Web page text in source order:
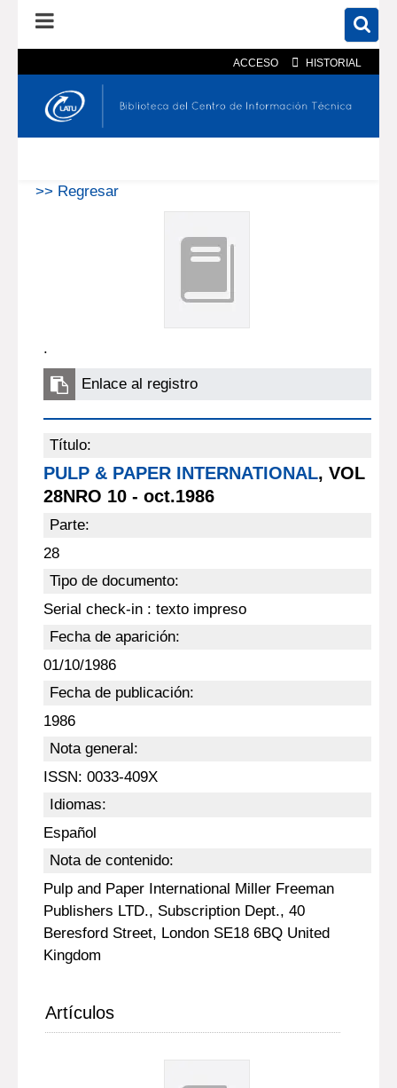
ACCESO HISTORIAL
En el catálogo En el sitio
>> Regresar
.
Enlace al registro
Título:
PULP & PAPER INTERNATIONAL, VOL
28NRO 10 - oct.1986
Parte:
28
Tipo de documento:
Serial check-in : texto impreso
Fecha de aparición:
01/10/1986
Fecha de publicación:
1986
Nota general:
ISSN: 0033-409X
Idiomas:
Español
Nota de contenido:
Pulp and Paper International Miller Freeman
Publishers LTD., Subscription Dept., 40
Beresford Street, London SE18 6BQ United
Kingdom
Artículos